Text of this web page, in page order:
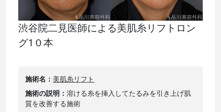
渋谷院二見医師による美肌糸リフトロン
グ1０本
施術名
美肌糸リフト
施術の説明
溶ける糸を挿入してたるみを引き上げ肌
質を改善する施術